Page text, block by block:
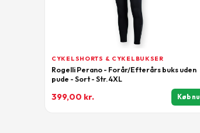
CYKELSHORTS & CYKELBUKSER
Rogelli Perano - Forår/Efterårs buks uden
pude - Sort - Str. 4XL
399,00 kr. Køb nu